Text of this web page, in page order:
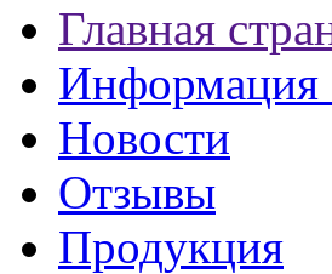
Главная
Информация
Новости
Отзывы
Продукция